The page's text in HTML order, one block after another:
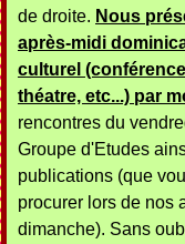
de droite. Nous
après-midi
culturel
théatre, etc...) par
rencontres du
Groupe d'Etudes
publications (que
procurer lors de nos
dimanche). Sans